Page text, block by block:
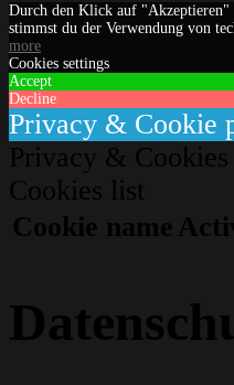
Durch den Klick auf "Akzeptieren"
stimmst du der Verwendung von
more
Cookies settings
Accept
Decline
Privacy & Cookie
Privacy &
Cookies list
Cookie name